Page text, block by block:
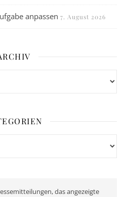
anpassen 7. August 2026
das angezeigte